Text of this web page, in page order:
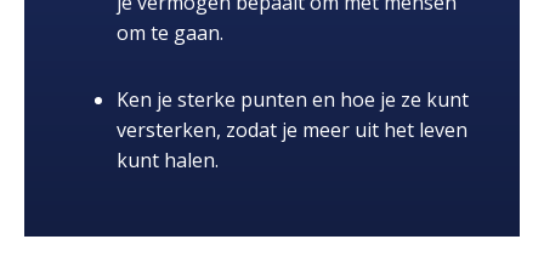
om te gaan.
Ken je sterke punten en hoe je ze kunt
versterken, zodat je meer uit het leven
kunt halen.